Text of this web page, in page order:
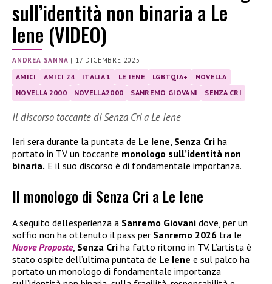
sull’identità non binaria a Le
Iene (VIDEO)
ANDREA SANNA | 17 DICEMBRE 2025
AMICI AMICI 24 ITALIA 1 LE IENE LGBTQIA+
NOVELLA
NOVELLA 2000
NOVELLA2000 SANREMO GIOVANI SENZA CRI
Il discorso toccante di Senza Cri a Le Iene
Ieri sera durante la puntata de Le Iene Senza Cri ha
portato in TV un toccante monologo sull’identità non
binaria. E il suo discorso è di fondamentale importanza.
Il monologo di Senza Cri a Le Iene
A seguito dell’esperienza a Sanremo Giovani dove, per un
soffio non ha ottenuto il pass per Sanremo 2026 tra le
Nuove Proposte, Senza Cri ha fatto ritorno in TV. L’artista è
stato ospite dell’ultima puntata de Le Iene e sul palco ha
portato un monologo di fondamentale importanza